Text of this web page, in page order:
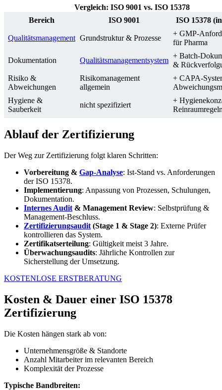
Vergleich: ISO 9001 vs. ISO 15378
Bereich
ISO 9001 ISO 15378
Qualitätsmanagement Grundstruktur & Prozesse
+ GMP-
für Pharma
Dokumentation Qualitätsmanagementsystem
+ Batch-
&
Risiko &
Abweichungen
Risikomanagement
allgemein
+ CAPA-
Hygiene &
Sauberkeit
nicht spezifiziert
+
Ablauf der Zertifizierung
Der Weg zur Zertifizierung folgt klaren Schritten:
Vorbereitung & Gap-Analyse: Ist-Stand vs. Anforderungen
der ISO 15378.
Implementierung: Anpassung von Prozessen, Schulungen,
Dokumentation.
Internes Audit & Management Review: Selbstprüfung &
Management-Beschluss.
Zertifizierungsaudit (Stage 1 & Stage 2): Externe Prüfer
kontrollieren das System.
Zertifikatserteilung: Gültigkeit meist 3 Jahre.
Überwachungsaudits: Jährliche Kontrollen zur
Sicherstellung der Umsetzung.
KOSTENLOSE ERSTBERATUNG
Kosten & Dauer einer ISO 15378
Zertifizierung
Die Kosten hängen stark ab von:
Unternehmensgröße & Standorte
Anzahl Mitarbeiter im relevanten Bereich
Komplexität der Prozesse
Typische Bandbreiten: